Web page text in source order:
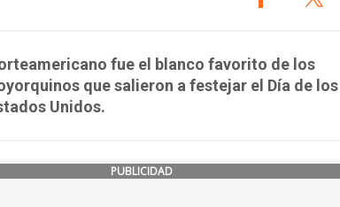
fue el blanco favorito de los
que salieron a festejar el Día de los
Unidos.
PUBLICIDAD